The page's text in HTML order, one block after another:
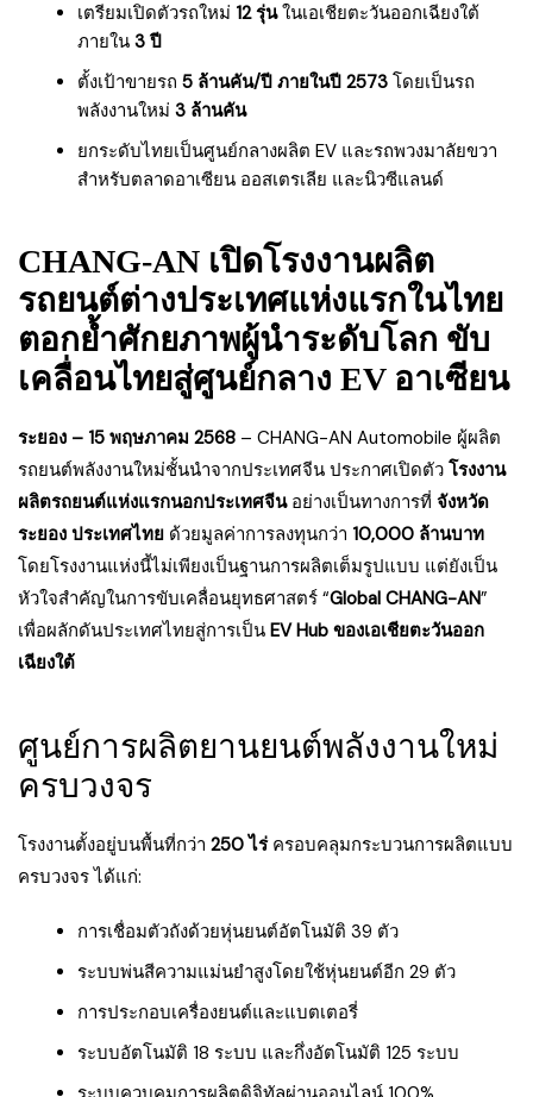
เตรียมเปิดตัวรถใหม่ 12 รุ่นในเอเชียตะวันออกเฉียงใต้
ภายใน 3 ปี
ตั้งเป้าขายรถ 5 ล้านคัน/ปี ภายในปี 2573 โดยเป็นรถ
พลังงานใหม่ 3 ล้านคัน
ยกระดับไทยเป็นศูนย์กลางผลิต EV และรถพวงมาลัยขวา
สำหรับตลาดอาเซียน ออสเตรเลีย และนิวซีแลนด์
CHANG-AN เปิดโรงงานผลิต
รถยนต์ต่างประเทศแห่งแรกในไทย
ตอกย้ำศักยภาพผู้นำระดับโลก ขับ
เคลื่อนไทยสู่ศูนย์กลาง EV อาเซียน
ระยอง – 15 พฤษภาคม 2568 – CHANG-AN Automobile ผู้ผลิต
รถยนต์พลังงานใหม่ชั้นนำจากประเทศจีน ประกาศเปิดตัว โรงงาน
ผลิตรถยนต์แห่งแรกนอกประเทศจีนอย่างเป็นทางการที่ จังหวัด
ระยอง ประเทศไทย ด้วยมูลค่าการลงทุนกว่า 10,000 ล้านบาท
โดยโรงงานแห่งนี้ไม่เพียงเป็นฐานการผลิตเต็มรูปแบบ แต่ยังเป็น
หัวใจสำคัญในการขับเคลื่อนยุทธศาสตร์ “Global CHANG-AN”
เพื่อผลักดันประเทศไทยสู่การเป็น EV Hub ของเอเชียตะวันออก
เฉียงใต้
ศูนย์การผลิตยานยนต์พลังงานใหม่
ครบวงจร
โรงงานตั้งอยู่บนพื้นที่กว่า 250 ไร่ครอบคลุมกระบวนการผลิตแบบ
ครบวงจร ได้แก่:
การเชื่อมตัวถังด้วยหุ่นยนต์อัตโนมัติ 39 ตัว
ระบบพ่นสีความแม่นยำสูงโดยใช้หุ่นยนต์อีก 29 ตัว
การประกอบเครื่องยนต์และแบตเตอรี่
ระบบอัตโนมัติ 18 ระบบ และกึ่งอัตโนมัติ 125 ระบบ